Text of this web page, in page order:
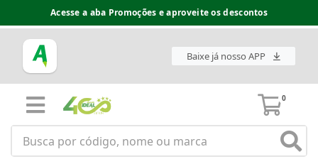
Acesse a aba Promoções e aproveite os descontos
Baixe já nosso APP
0